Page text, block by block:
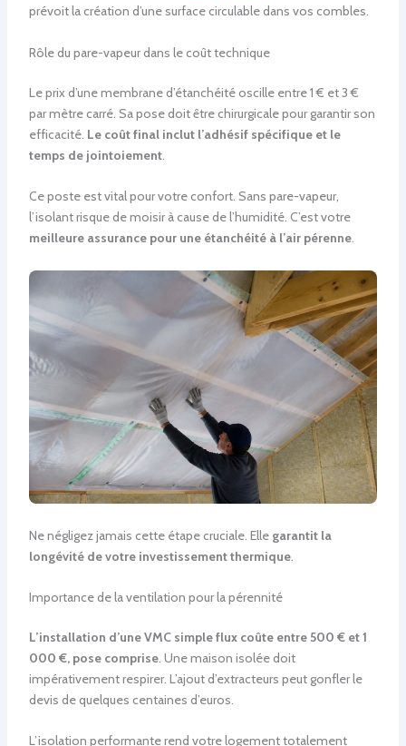
prévoit la création d’une surface circulable dans vos combles.
Rôle du pare-vapeur dans le coût technique
Le prix d’une membrane d’étanchéité oscille entre 1 € et 3 €
par mètre carré. Sa pose doit être chirurgicale pour garantir son
efficacité. Le coût final inclut l’adhésif spécifique et le
temps de jointoiement.
Ce poste est vital pour votre confort. Sans pare-vapeur,
l’isolant risque de moisir à cause de l’humidité. C’est votre
meilleure assurance pour une étanchéité à l’air pérenne.
Ne négligez jamais cette étape cruciale. Elle garantit la
longévité de votre investissement thermique.
Importance de la ventilation pour la pérennité
L’installation d’une VMC simple flux coûte entre 500 € et 1
000 €, pose comprise. Une maison isolée doit
impérativement respirer. L’ajout d’extracteurs peut gonfler le
devis de quelques centaines d’euros.
L’isolation performante rend votre logement totalement